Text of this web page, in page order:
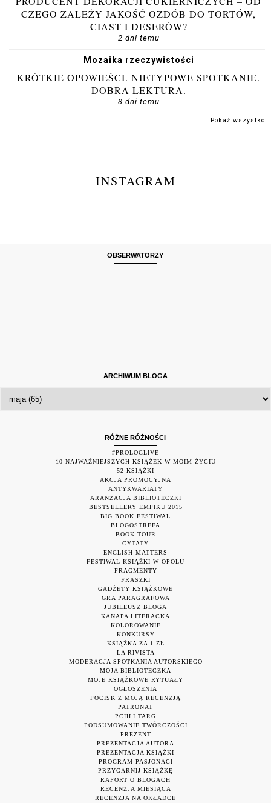
CZEGO ZALEŻY JAKOŚĆ OZDÓB DO TORTÓW,
CIAST I DESERÓW?
2 dni temu
Mozaika rzeczywistości
KRÓTKIE OPOWIEŚCI. NIETYPOWE SPOTKANIE.
DOBRA LEKTURA.
3 dni temu
Pokaż wszystko
INSTAGRAM
OBSERWATORZY
ARCHIWUM BLOGA
RÓŻNE RÓŻNOŚCI
#PROLOGLIVE
10 NAJWAŻNIEJSZYCH KSIĄŻEK W MOIM ŻYCIU
52 KSIĄŻKI
AKCJA PROMOCYJNA
ANTYKWARIATY
ARANŻACJA BIBLIOTECZKI
BESTSELLERY EMPIKU 2015
BIG BOOK FESTIWAL
BLOGOSTREFA
BOOK TOUR
CYTATY
ENGLISH MATTERS
FESTIWAL KSIĄŻKI W OPOLU
FRAGMENTY
FRASZKI
GADŻETY KSIĄŻKOWE
GRA PARAGRAFOWA
JUBILEUSZ BLOGA
KANAPA LITERACKA
KOLOROWANIE
KONKURSY
KSIĄŻKA ZA 1 ZŁ
LA RIVISTA
MODERACJA SPOTKANIA AUTORSKIEGO
MOJA BIBLIOTECZKA
MOJE KSIĄŻKOWE RYTUAŁY
OGŁOSZENIA
POCISK Z MOJĄ RECENZJĄ
PATRONAT
PCHLI TARG
PODSUMOWANIE TWÓRCZOŚCI
PREZENT
PREZENTACJA AUTORA
PREZENTACJA KSIĄŻKI
PROGRAM PASJONACI
PRZYGARNIJ KSIĄŻKĘ
RAPORT O BLOGACH
RECENZJA MIESIĄCA
RECENZJA NA OKŁADCE